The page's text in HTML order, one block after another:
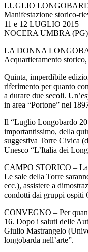
LUGLIO
Manifestazione storico-
11 e 12 LUGLIO 2015
NOCERA UMBRA (PG)
LA DONNA
Acquartieramento
Quinta, imperdibile
riferimento per quanto
a durare due secoli.
in area “Portone” nel
Il “Luglio Longobardo
importantissimo, della
suggestiva Torre Civica
Unesco “L’Italia dei
CAMPO STORICO –
Le sale della Torre
ecc.), assistere a
condotti dai gruppi ospiti
CONVEGNO – Per
16. Dopo i saluti delle
Giulio Mastrangelo
longobarda nell’arte”.